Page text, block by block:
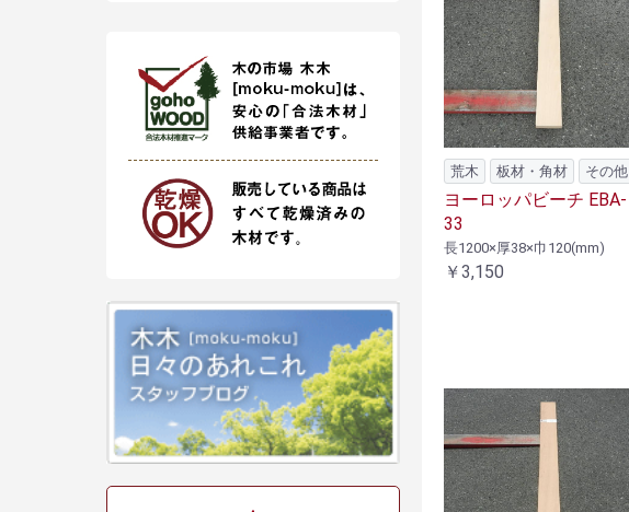
荒木 板材・角材 その他
ヨーロッパビーチ EBA-
33
長1200×厚38×巾120(mm)
￥3,150